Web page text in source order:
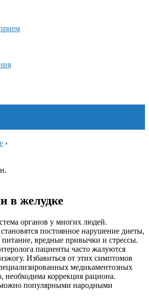
›
в желудке
органов у многих людей.
постоянное нарушение диеты,
питание, вредные привычки и стрессы.
пациенты часто жалуются
Избавиться от этих симптомов
медикаментозных
необходима коррекция рациона.
популярными народными